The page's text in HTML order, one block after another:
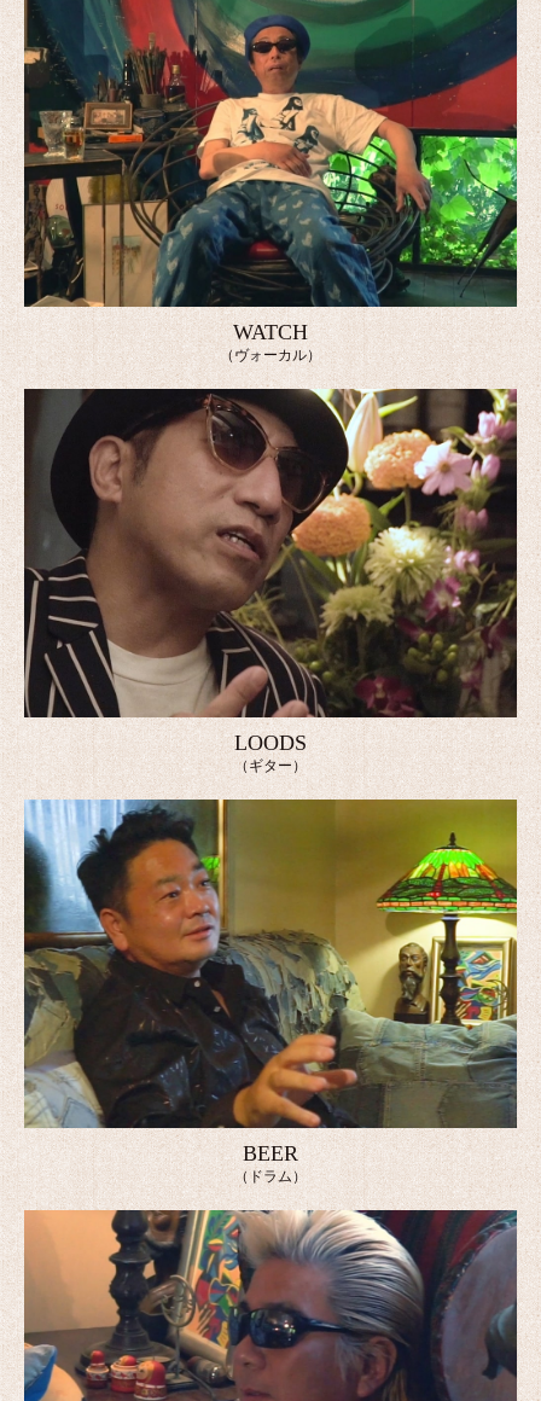
WATCH
（ヴォーカル）
LOODS
（ギター）
BEER
（ドラム）